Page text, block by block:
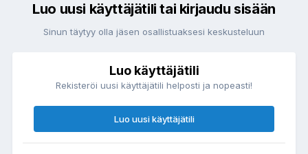
Luo uusi käyttäjätili tai kirjaudu sisään
Sinun täytyy olla jäsen osallistuaksesi keskusteluun
Luo käyttäjätili
Rekisteröi uusi käyttäjätili helposti ja nopeasti!
Luo uusi käyttäjätili